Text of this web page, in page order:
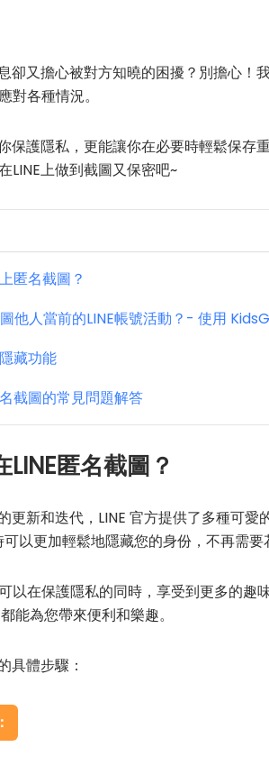
卻又擔心被對方知曉的困擾？別擔心！
對各種情況。
保護隱私，更能讓你在必要時輕鬆保
LINE上做到截圖又保密吧~
匿名截圖？
他人當前的LINE帳號活動？- 使用
藏功能
截圖的常見問題解答
匿名截圖？
更新和迭代，LINE 官方提供了多種可
以更加輕鬆地隱藏您的身份，不再需要
以在保護隱私的同時，享受到更多的
能為您帶來便利和樂趣。
具體步驟：